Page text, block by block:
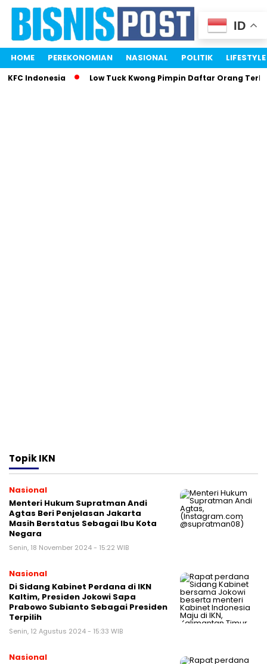
HOME PEREKONOMIAN NASIONAL POLITIK LIFESTYLE
Indonesia Low Tuck Kwong Pimpin Daftar Orang
TopikIKN
Nasional
Menteri Hukum Supratman Andi
Agtas Beri Penjelasan Jakarta
Masih Berstatus Sebagai Ibu Kota
Negara
Senin, 18 November 2024 - 15:22 WIB
Nasional
Di Sidang Kabinet Perdana di IKN
Kaltim, Presiden Jokowi Sapa
Prabowo Subianto Sebagai Presiden
Terpilih
Senin, 12 Agustus 2024 - 15:33 WIB
Nasional
ID